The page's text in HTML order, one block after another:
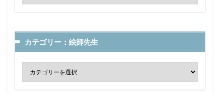
カテゴリー：絵師先生